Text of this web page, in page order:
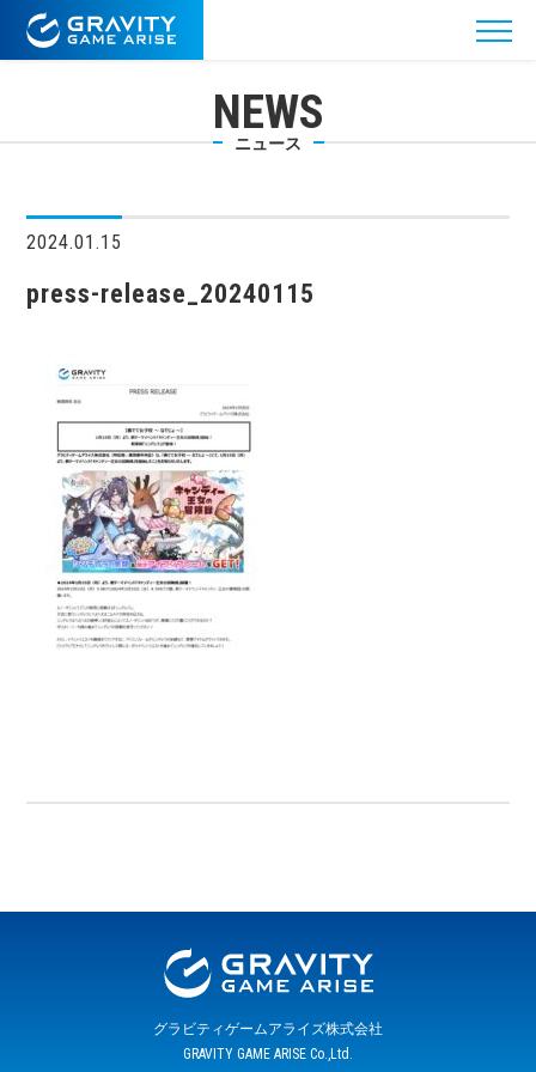
NEWS
ニュース
2024.01.15
press-release_20240115
グラビティゲームアライズ株式会社
GRAVITY GAME ARISE Co.,Ltd.